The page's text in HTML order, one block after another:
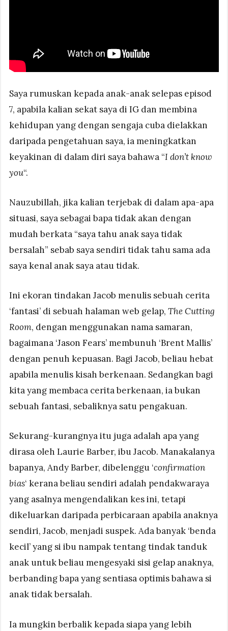
Saya rumuskan kepada anak-anak selepas episod
7, apabila kalian sekat saya di IG dan membina
kehidupan yang dengan sengaja cuba dielakkan
daripada pengetahuan saya, ia meningkatkan
keyakinan di dalam diri saya bahawa “I don’t know
you“.
Nauzubillah, jika kalian terjebak di dalam apa-apa
situasi, saya sebagai bapa tidak akan dengan
mudah berkata “saya tahu anak saya tidak
bersalah” sebab saya sendiri tidak tahu sama ada
saya kenal anak saya atau tidak.
Ini ekoran tindakan Jacob menulis sebuah cerita
‘fantasi’ di sebuah halaman web gelap,The Cutting
Room, dengan menggunakan nama samaran,
bagaimana ‘Jason Fears’ membunuh ‘Brent Mallis’
dengan penuh kepuasan. Bagi Jacob, beliau hebat
apabila menulis kisah berkenaan. Sedangkan bagi
kita yang membaca cerita berkenaan, ia bukan
sebuah fantasi, sebaliknya satu pengakuan.
Sekurang-kurangnya itu juga adalah apa yang
dirasa oleh Laurie Barber, ibu Jacob. Manakalanya
bapanya, Andy Barber, dibelenggu ‘confirmation
bias‘ kerana beliau sendiri adalah pendakwaraya
yang asalnya mengendalikan kes ini, tetapi
dikeluarkan daripada perbicaraan apabila anaknya
sendiri, Jacob, menjadi suspek. Ada banyak ‘benda
kecil’ yang si ibu nampak tentang tindak tanduk
anak untuk beliau mengesyaki sisi gelap anaknya,
berbanding bapa yang sentiasa optimis bahawa si
anak tidak bersalah.
Ia mungkin berbalik kepada siapa yang lebih